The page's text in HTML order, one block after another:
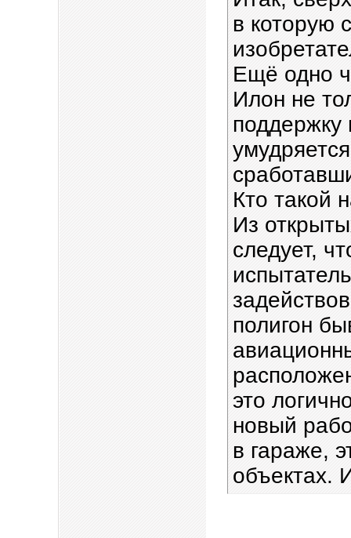
в которую
Ещё одно
Илон не
поддержку
Кто такой
Из
следует,
полигон
это
новый
в гараже,
объектах.